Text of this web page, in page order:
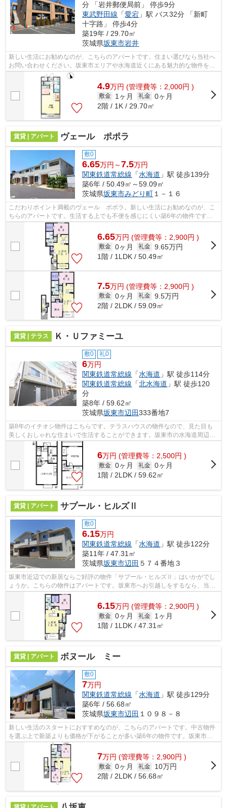
分 「岩井郵便局前」 停歩9分
東武野田線 「愛宕 」駅 バス32分 「新町
十字路」 停歩4分
築19年 / 29.70㎡
茨城県坂東市岩井
新しい生活にお勧めなのが、こちらのアパートです。住まい選びなら当社へ
お問い合わせください。坂東市エリアや水海道近くにある魅力的な物件を多
数取り揃えております。
4.9万円 (管理費等：2,000円 )
敷金 1ヶ月 礼金 0ヶ月
2階 / 1K / 29.70㎡
賃貸 | アパート ヴェール ポポラ
敷0
6.65万円～7.5万円
関東鉄道常総線 「水海道 」駅 徒歩139分
築6年 / 50.49㎡～59.09㎡
茨城県坂東市みどり町 １－１６
こだわりポイント満載のヴェール ポポラ。新しい生活にお勧めなのが、こ
ちらのアパートです。生活する上でも不便を感じにくい築6年の物件です。
帰る場所に魅力があると、より楽しい生...
6.65万円 (管理費等：2,900円 )
敷金 0ヶ月 礼金 9.65万円
1階 / 1LDK / 50.49㎡
7.5万円 (管理費等：2,900円 )
敷金 0ヶ月 礼金 9.5万円
2階 / 2LDK / 59.09㎡
賃貸 | テラス Ｋ・Ｕファミーユ
敷0 礼0
6万円
関東鉄道常総線 「水海道 」駅 徒歩114分
関東鉄道常総線 「北水海道 」駅 徒歩120
分
築8年 / 59.62㎡
茨城県坂東市辺田333番地7
築8年のイチオシ物件はこちらです。テラスハウスの物件なので、見た目も
美しくおしゃれな住まいで生活することができます。坂東市の水海道周辺は
交通の便が良く通勤や通学に便利です。...
6万円 (管理費等：2,500円 )
敷金 0ヶ月 礼金 0ヶ月
1階 / 2LDK / 59.62㎡
賃貸 | アパート サプール・ヒルズⅡ
敷0
6.15万円
関東鉄道常総線 「水海道 」駅 徒歩122分
築11年 / 47.31㎡
茨城県坂東市辺田 ５７４番地３
坂東市近辺での新居ならご好評の物件「サプール・ヒルズⅡ」はいかがでし
ょうか。こちらの物件はアパートです。坂東市へお引越しをするなら、当社
オススメの賃貸物件はいかがでしょうか...
6.15万円 (管理費等：2,900円 )
敷金 0ヶ月 礼金
1ヶ月
1階 / 1LDK / 47.31㎡
賃貸 | アパート ボヌール ミー
敷0
7万円
関東鉄道常総線 「水海道 」駅 徒歩129分
築6年 / 56.68㎡
茨城県坂東市辺田 １０９８－８
新しい生活のスタートにおすすめなのが、こちらのアパートです。中古物件
を選ぶ上で新築よりも価格が下がることが多い築6年の物件です。坂東市で
お部屋探しをするなら、当社のオススメ...
7万円 (管理費等：2,900円 )
敷金 0ヶ月 礼金
10万円
2階 / 2LDK / 56.68㎡